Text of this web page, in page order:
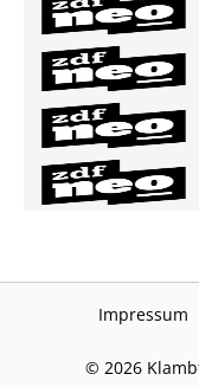
Impressum
© 2026